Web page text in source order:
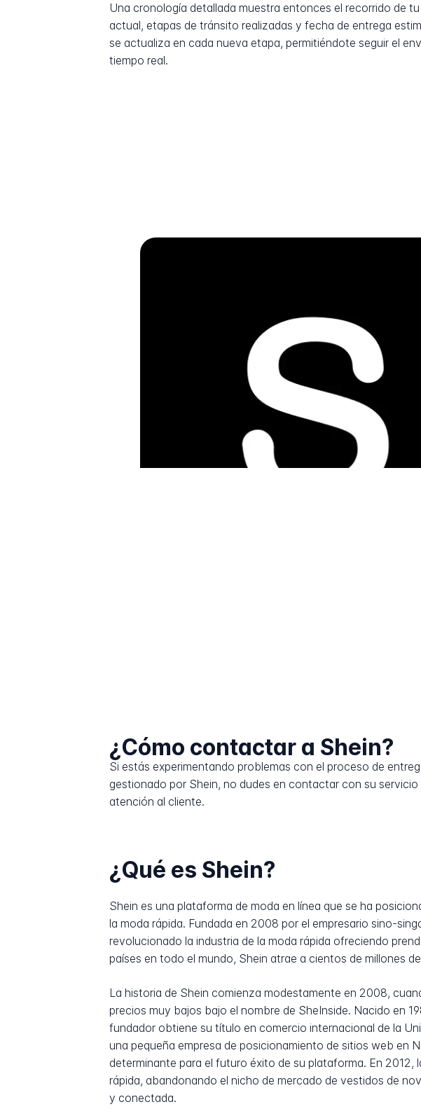
Una cronología detallada muestra entonces el recorrido de
actual, etapas de tránsito realizadas y fecha de entrega
se actualiza en cada nueva etapa, permitiéndote seguir el
tiempo real.
¿Cómo contactar a Shein?
Si estás experimentando problemas con el proceso de
gestionado por Shein, no dudes en contactar con su servicio
atención al cliente.
¿Qué es Shein?
Shein es una plataforma de moda en línea que se ha
la moda rápida. Fundada en 2008 por el empresario sino-
revolucionado la industria de la moda rápida ofreciendo
países en todo el mundo, Shein atrae a cientos de millones
La historia de Shein comienza modestamente en 2008,
precios muy bajos bajo el nombre de SheInside. Nacido en
fundador obtiene su título en comercio internacional de la
una pequeña empresa de posicionamiento de sitios web en
determinante para el futuro éxito de su plataforma. En
rápida, abandonando el nicho de mercado de vestidos de
y conectada.